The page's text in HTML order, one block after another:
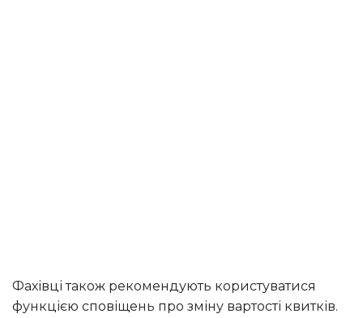
Фахівці також рекомендують користуватися
функцією сповіщень про зміну вартості квитків.